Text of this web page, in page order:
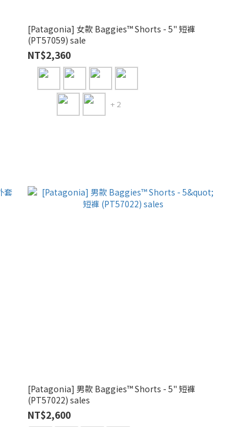
[Patagonia] 女款 Baggies™ Shorts - 5" 短褲
(PT57059) sale
NT$2,360
+ 2
[Patagonia] 男款 Baggies™ Shorts - 5" 短褲
(PT57022) sales
NT$2,600